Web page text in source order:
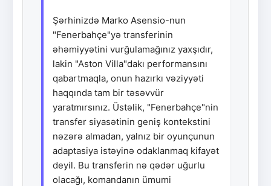
Şərhinizdə Marko Asensio-nun
"Fenerbahçe"yə transferinin
əhəmiyyətini vurğulamağınız yaxşıdır,
lakin "Aston Villa"dakı performansını
qabartmaqla, onun hazırkı vəziyyəti
haqqında tam bir təsəvvür
yaratmırsınız. Üstəlik, "Fenerbahçe"nin
transfer siyasətinin geniş kontekstini
nəzərə almadan, yalnız bir oyunçunun
adaptasiya istəyinə odaklanmaq kifayət
deyil. Bu transferin nə qədər uğurlu
olacağı, komandanın ümumi